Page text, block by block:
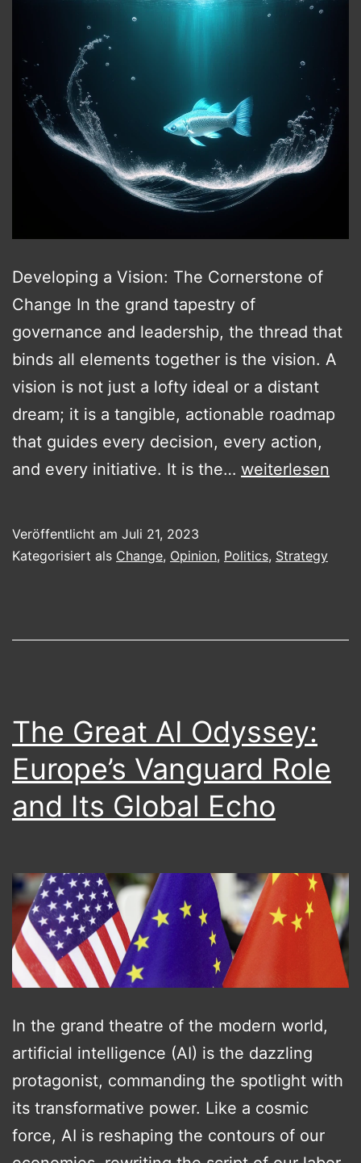
Developing a Vision: The Cornerstone of
Change In the grand tapestry of
governance and leadership, the thread that
binds all elements together is the vision. A
vision is not just a lofty ideal or a distant
dream; it is a tangible, actionable roadmap
that guides every decision, every action,
and every initiative. It is the… Vision
Change
Ampel
Coalition
Fails
weiterlesen
Veröffentlicht am Juli 21, 2023
Kategorisiert als Change, Opinion, Politics, Strategy
The Great AI Odyssey:
Europe’s Vanguard Role
and Its Global Echo
In the grand theatre of the modern world,
artificial intelligence (AI) is the dazzling
protagonist, commanding the spotlight with
its transformative power. Like a cosmic
force, AI is reshaping the contours of our